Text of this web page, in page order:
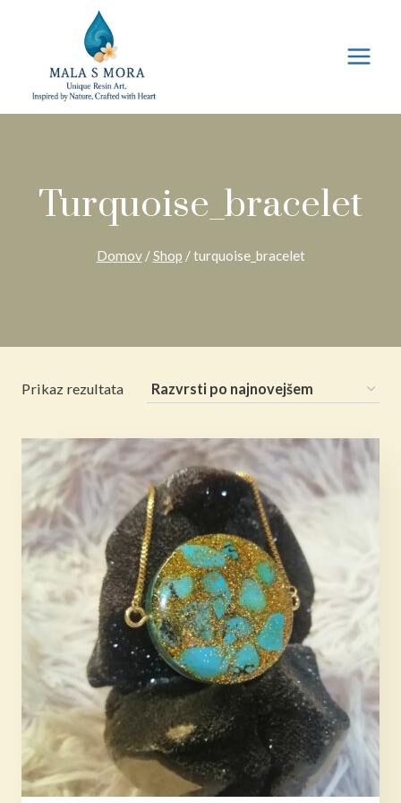
Turquoise_bracelet
Domov /Shop /turquoise_bracelet
Prikaz rezultata